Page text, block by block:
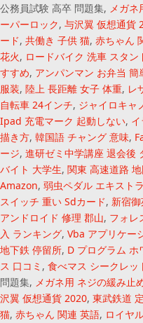
公務員試験 高卒 問題集, メガネ
ーパーロック, 与沢翼 仮想通貨
ード, 共働き 子供 猫, 赤ちゃん
花火, ロードバイク 洗車 スタン
すすめ, アンパンマン お弁当 簡
服装, 陸上 長距離 女子 体重, レ
自転車 24インチ, ジャイロキャ
Ipad 充電マーク 起動しない,
描き方, 韓国語 チャング 意味,
ージ, 進研ゼミ中学講座 退会後
バイト 大学生, 関東 高速道路
Amazon, 弱虫ペダル エキスト
スイッチ 重い Sdカード, 新宿
アンドロイド 修理 郡山, フォレ
入 ランキング, Vba アプリケー
地下鉄 停留所, D プログラム ホ
ス 口コミ , 食べマス シークレッ
問題集, メガネ用 ネジの緩み止
沢翼 仮想通貨 2020, 東武鉄道
猫, 赤ちゃん 関連 英語, ロイヤ